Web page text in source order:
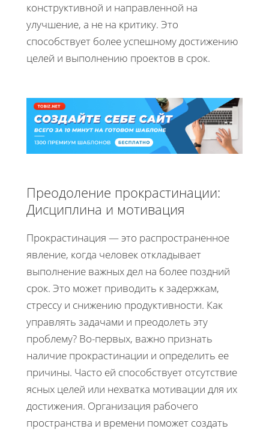
конструктивной и направленной на
улучшение, а не на критику. Это
способствует более успешному достижению
целей и выполнению проектов в срок.
Преодоление прокрастинации:
Дисциплина и мотивация
Прокрастинация — это распространенное
явление, когда человек откладывает
выполнение важных дел на более поздний
срок. Это может приводить к задержкам,
стрессу и снижению продуктивности. Как
управлять задачами и преодолеть эту
проблему? Во-первых, важно признать
наличие прокрастинации и определить ее
причины. Часто ей способствует отсутствие
ясных целей или нехватка мотивации для их
достижения. Организация рабочего
пространства и времени поможет создать